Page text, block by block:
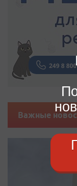
Важные